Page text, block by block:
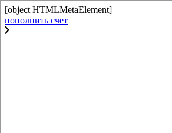
[object HTMLMetaElement]
пополнить счет